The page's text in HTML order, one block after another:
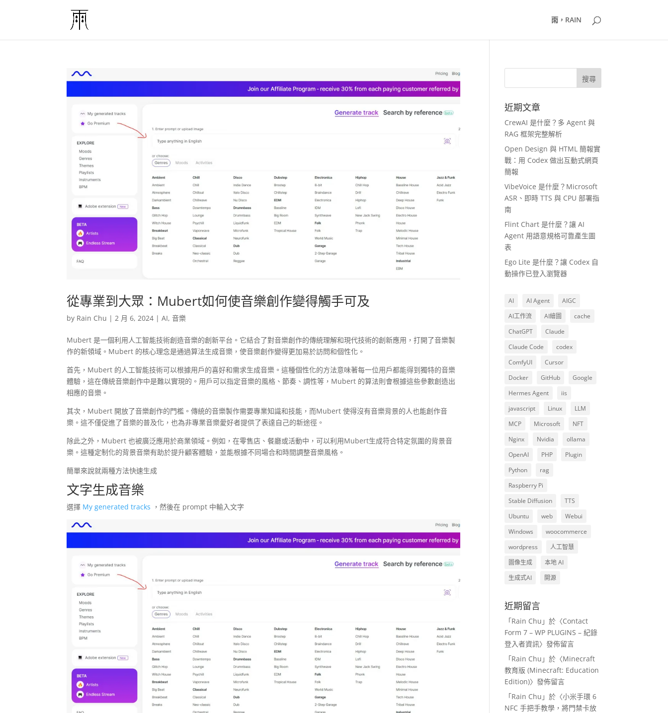
雨，RAIN
從專業到大眾：Mubert如何使音樂創作變得觸手可及
by Rain Chu |2 月 6, 2024 |AI,音樂
Mubert 是一個利用人工智能技術創造音樂的創新平台。它結合了對音樂創作的傳統理解和現代技術的創新應用，打開了音樂製
作的新領域。Mubert 的核心理念是通過算法生成音樂，使音樂創作變得更加易於訪問和個性化。
首先，Mubert 的人工智能技術可以根據用戶的喜好和需求生成音樂。這種個性化的方法意味著每一位用戶都能得到獨特的音樂
體驗，這在傳統音樂創作中是難以實現的。用戶可以指定音樂的風格、節奏、調性等，Mubert 的算法則會根據這些參數創造出
相應的音樂。
其次，Mubert 開放了音樂創作的門檻。傳統的音樂製作需要專業知識和技能，而Mubert 使得沒有音樂背景的人也能創作音
樂。這不僅促進了音樂的普及化，也為非專業音樂愛好者提供了表達自己的新途徑。
除此之外，Mubert 也被廣泛應用於商業領域。例如，在零售店、餐廳或活動中，可以利用Mubert生成符合特定氛圍的背景音
樂。這種定制化的背景音樂有助於提升顧客體驗，並能根據不同場合和時間調整音樂風格。
簡單來說就兩種方法快速生成
文字生成音樂
選擇 My generated tracks ，然後在 prompt 中輸入文字
近期文章
CrewAI 是什麼？多 Agent 與
RAG 框架完整解析
Open Design 與 HTML 簡報實
戰：用 Codex 做出互動式網頁
簡報
VibeVoice 是什麼？Microsoft
ASR、即時 TTS 與 CPU 部署指
南
Flint Chart 是什麼？讓 AI
Agent 用語意規格可靠產生圖
表
Ego Lite 是什麼？讓 Codex 自
動操作已登入瀏覽器
AI AI Agent
AIGC
AI工作流
AI繪圖
cache
ChatGPT
Claude
Claude Code
codex
ComfyUI
Cursor
Docker
GitHub
Google
Hermes Agent
iis
javascript
Linux
LLM
MCP
Microsoft
NFT
Nginx
Nvidia
ollama
OpenAI
PHP
Plugin
Python
rag
Raspberry Pi
Stable Diffusion
TTS
Ubuntu
web
Webui
Windows
woocommerce
wordpress
人工智慧
圖像生成
本地 AI
生成式AI
開源
近期留言
「Rain Chu 」於〈Contact
Form 7 – WP PLUGINS – 紀錄
登入者資訊〉發佈留言
「Rain Chu 」於〈Minecraft
教育版 (Minecraft: Education
Edition)〉發佈留言
「Rain Chu 」於〈小米手環 6
NFC 手把手教學，將門禁卡放